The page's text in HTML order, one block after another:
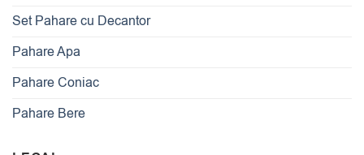
Set Pahare cu Decantor
Pahare Apa
Pahare Coniac
Pahare Bere